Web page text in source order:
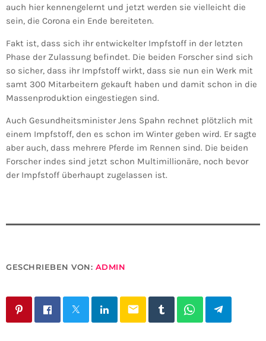
auch hier kennengelernt und jetzt werden sie vielleicht die
sein, die Corona ein Ende bereiteten.
Fakt ist, dass sich ihr entwickelter Impfstoff in der letzten
Phase der Zulassung befindet. Die beiden Forscher sind sich
so sicher, dass ihr Impfstoff wirkt, dass sie nun ein Werk mit
samt 300 Mitarbeitern gekauft haben und damit schon in die
Massenproduktion eingestiegen sind.
Auch Gesundheitsminister Jens Spahn rechnet plötzlich mit
einem Impfstoff, den es schon im Winter geben wird. Er sagte
aber auch, dass mehrere Pferde im Rennen sind. Die beiden
Forscher indes sind jetzt schon Multimillionäre, noch bevor
der Impfstoff überhaupt zugelassen ist.
GESCHRIEBEN VON: ADMIN
email